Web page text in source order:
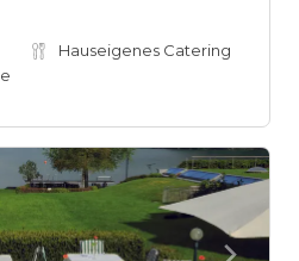
Hauseigenes Catering